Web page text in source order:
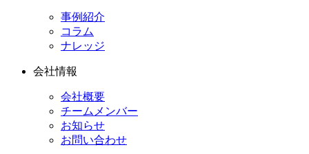
事例紹介
コラム
ナレッジ
会社情報
会社概要
チームメンバー
お知らせ
お問い合わせ